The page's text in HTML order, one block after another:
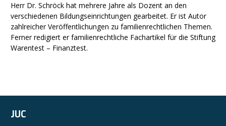
Herr Dr. Schröck hat mehrere Jahre als Dozent an den
verschiedenen Bildungseinrichtungen gearbeitet. Er ist Autor
zahlreicher Veröffentlichungen zu familienrechtlichen Themen.
Ferner redigiert er familienrechtliche Fachartikel für die Stiftung
Warentest – Finanztest.
JUC